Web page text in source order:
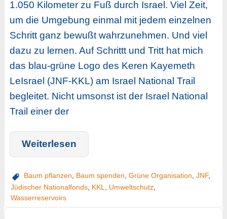
1.050 Kilometer zu Fuß durch Israel. Viel Zeit,
um die Umgebung einmal mit jedem einzelnen
Schritt ganz bewußt wahrzunehmen. Und viel
dazu zu lernen. Auf Schrittt und Tritt hat mich
das blau-grüne Logo des Keren Kayemeth
LeIsrael (JNF-KKL) am Israel National Trail
begleitet. Nicht umsonst ist der Israel National
Trail einer der
Weiterlesen
Baum pflanzen, Baum spenden, Grüne Organisation, JNF,
Jüdischer Nationalfonds, KKL Umweltschutz,
Wasserreservoirs